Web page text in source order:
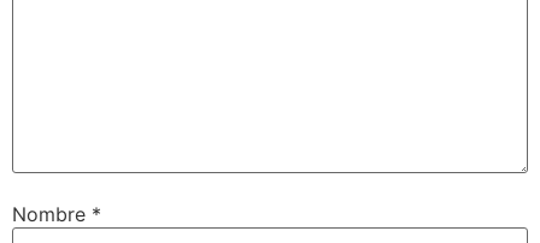
Nombre *